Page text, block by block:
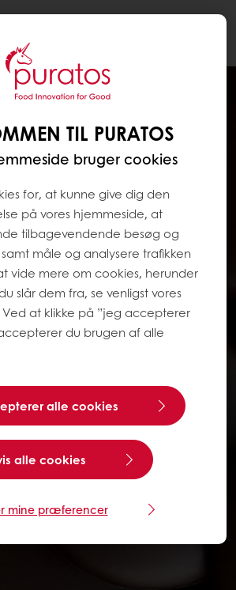
TIL PURATOS
bruger cookies
for, at kunne give dig den
på vores hjemmeside, at
tilbagevendende besøg og
måle og analysere trafikken
vide mere om cookies, herunder
slår dem fra, se venligst vores
Ved at klikke på ”jeg accepterer
du brugen af alle
alle cookies
alle cookies
mine præferencer